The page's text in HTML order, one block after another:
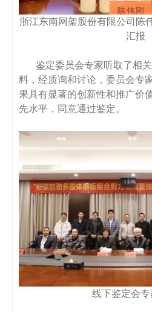
浙江东南网架股份有限公司陈
汇报
鉴定委员会专家听取了相
料，经质询和讨论，委员会专
果具有显著的创新性和推广价
先水平，同意通过鉴定。
线下鉴定会专